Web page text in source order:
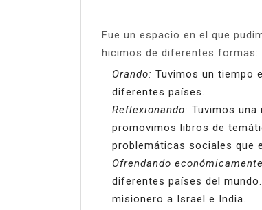
Fue un espacio en el que
hicimos de diferentes formas:
Orando: Tuvimos un tiempo
diferentes países.
Reflexionando: Tuvimos una
promovimos libros de
problemáticas sociales que
Ofrendando
diferentes países del
misionero a Israel e India.